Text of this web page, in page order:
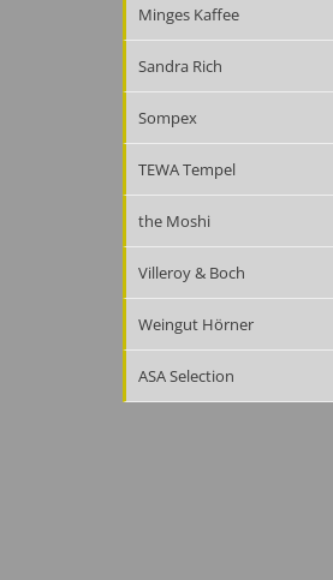
Minges Kaffee
Sandra Rich
Sompex
TEWA Tempel
the Moshi
Villeroy & Boch
Weingut Hörner
ASA Selection